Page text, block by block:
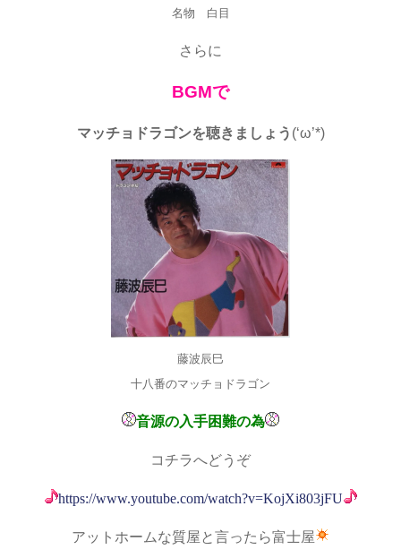
名物 白目
さらに
BGMで
マッチョドラゴンを聴きましょう (‘ω’*)
藤波辰巳
十八番のマッチョドラゴン
音源の入手困難の為
コチラへどうぞ
https://www.youtube.com/watch?v=KojXi803jFU
アットホームな質屋と言ったら富士屋